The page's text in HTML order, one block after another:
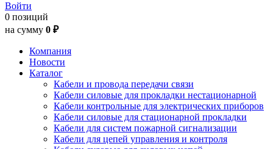
Войти
0 позиций
на сумму 0 ₽
Компания
Новости
Каталог
Кабели и провода передачи связи
Кабели силовые для прокладки нестационарной
Кабели контрольные для электрических приборов
Кабели силовые для стационарной прокладки
Кабели для систем пожарной сигнализации
Кабели для цепей управления и контроля